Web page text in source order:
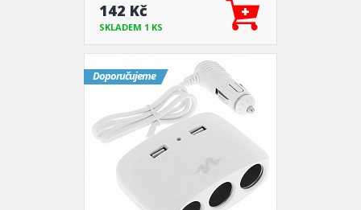
142 Kč
SKLADEM 1 KS
Doporučujeme